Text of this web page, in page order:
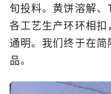
旬投料。黄饼溶解、
各工艺生产环环相
通明。我们终于在
品。